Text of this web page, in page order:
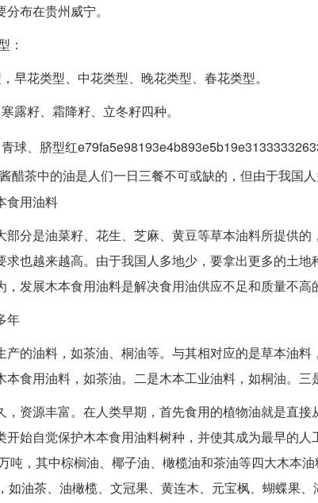
布在贵州威宁。
：
花类型、中花类型、晚花类型、春花类型。
籽、霜降籽、立冬籽四种。
、脐型红
醋茶中的油是人们一日三餐不可或缺的，但由于我国
食用油料
分是油菜籽、花生、芝麻、黄豆等草本油料所提供的
也越来越高。由于我国人多地少，要拿出更多的土
发展木本食用油料是解决食用油供应不足和质量不高
年
的油料，如茶油、桐油等。与其相对应的是草本油料
食用油料，如茶油。二是木本工业油料，如桐油。三
资源丰富。在人类早期，首先食用的植物油就是直接
开始自觉保护木本食用油料树种，并使其成为最早的
吨，其中棕榈油、椰子油、橄榄油和茶油等四大木本
油茶、油橄榄、文冠果、黄连木、元宝枫、蝴蝶果、